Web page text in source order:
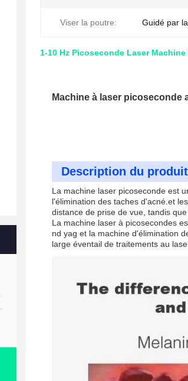
Viser la poutre: Guidé par
1-10 Hz Picoseconde Laser
Machine à laser picoseconde
Description du
La machine laser picoseconde est
l'élimination des taches d'acné.et
distance de prise de vue, tandis
La machine laser à picosecondes
nd yag et la machine d'élimination
large éventail de traitements au